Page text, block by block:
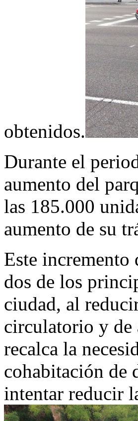
obtenidos.
Durante el
aumento del
las 185.000
aumento de su
Este
dos de los
ciudad, al
circulatorio y de
recalca la
cohabitación de
intentar reducir